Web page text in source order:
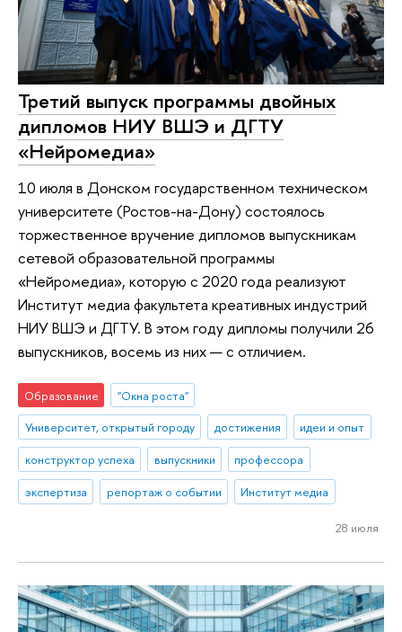
Третий выпуск программы двойных
дипломов НИУ ВШЭ и ДГТУ
«Нейромедиа»
10 июля в Донском государственном техническом
университете (Ростов-на-Дону) состоялось
торжественное вручение дипломов выпускникам
сетевой образовательной программы
«Нейромедиа», которую с 2020 года реализуют
Институт медиа факультета креативных индустрий
НИУ ВШЭ и ДГТУ. В этом году дипломы получили 26
выпускников, восемь из них — с отличием.
Образование
"Окна роста"
Университет, открытый городу
достижения
идеи и опыт
конструктор успеха
выпускники
профессора
экспертиза
репортаж о событии Институт медиа
28 июля